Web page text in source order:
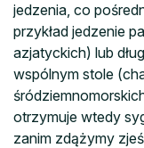
jedzenia, co
przykład jedzenie
azjatyckich) lub
wspólnym stole
otrzymuje wtedy
zanim zdążymy